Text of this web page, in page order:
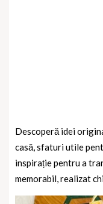
Descoperă idei
casă, sfaturi utile
inspirație pentru a
memorabil, realizat